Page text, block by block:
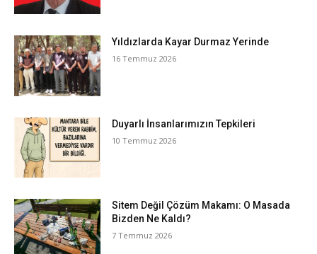
Yıldızlarda Kayar Durmaz Yerinde
16 Temmuz 2026
Duyarlı İnsanlarımızın Tepkileri
10 Temmuz 2026
Sitem Değil Çözüm Makamı: O Masada
Bizden Ne Kaldı?
7 Temmuz 2026